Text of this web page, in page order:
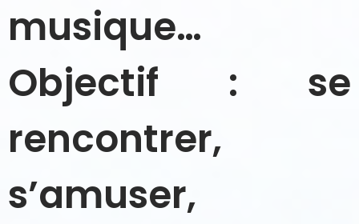
musique…
Objectif : se
rencontrer,
s’amuser,